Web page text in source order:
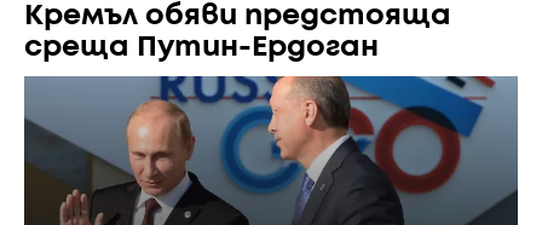
Кремъл обяви предстояща
среща Путин-Ердоган